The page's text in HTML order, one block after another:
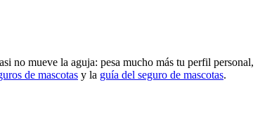
no mueve la aguja: pesa mucho más tu perfil personal,
de mascotas y la guía del seguro de mascotas.